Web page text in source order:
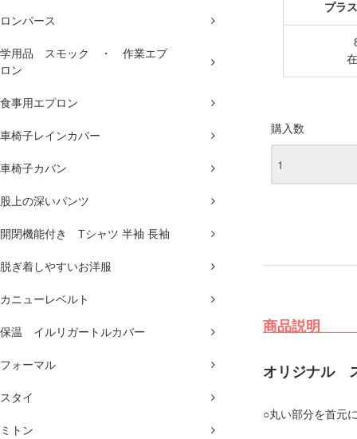
ロンパース
学用品 スモック ・ 作業エプ
ロン
食事用エプロン
車椅子レインカバー
車椅子カバン
股上の深いパンツ
開閉機能付き Tシャツ 半袖 長袖
脱ぎ着しやすいお洋服
カニューレベルト
保温 イルリガートルカバー
フォーマル
スタイ
ミトン
プラ
購入数
商
オリジナル
○丸い部分を首元